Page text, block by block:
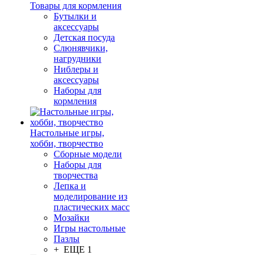
Товары для кормления
Бутылки и
аксессуары
Детская посуда
Слюнявчики,
нагрудники
Ниблеры и
аксессуары
Наборы для
кормления
Настольные игры,
хобби, творчество
Сборные модели
Наборы для
творчества
Лепка и
моделирование из
пластических масс
Мозайки
Игры настольные
Пазлы
+ ЕЩЕ 1